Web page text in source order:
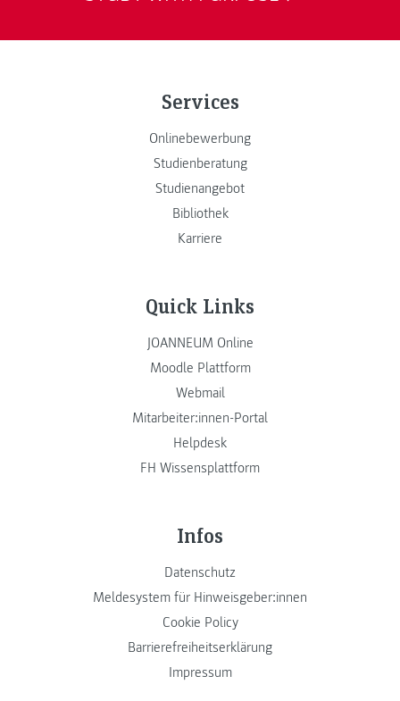
Services
Onlinebewerbung
Studienberatung
Studienangebot
Bibliothek
Karriere
Quick Links
JOANNEUM Online
Moodle Plattform
Webmail
Mitarbeiter:innen-Portal
Helpdesk
FH Wissensplattform
Infos
Datenschutz
Meldesystem für Hinweisgeber:innen
Cookie Policy
Barrierefreiheitserklärung
Impressum